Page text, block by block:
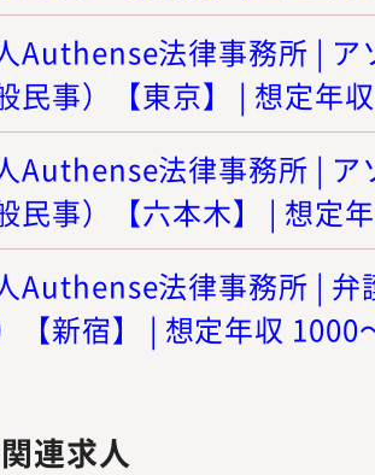
Authense法律事務所 | ア
民事）【東京】 | 想定年
Authense法律事務所 | ア
民事）【六本木】 | 想定
Authense法律事務所 | 弁
【新宿】 | 想定年収 1000
連求人